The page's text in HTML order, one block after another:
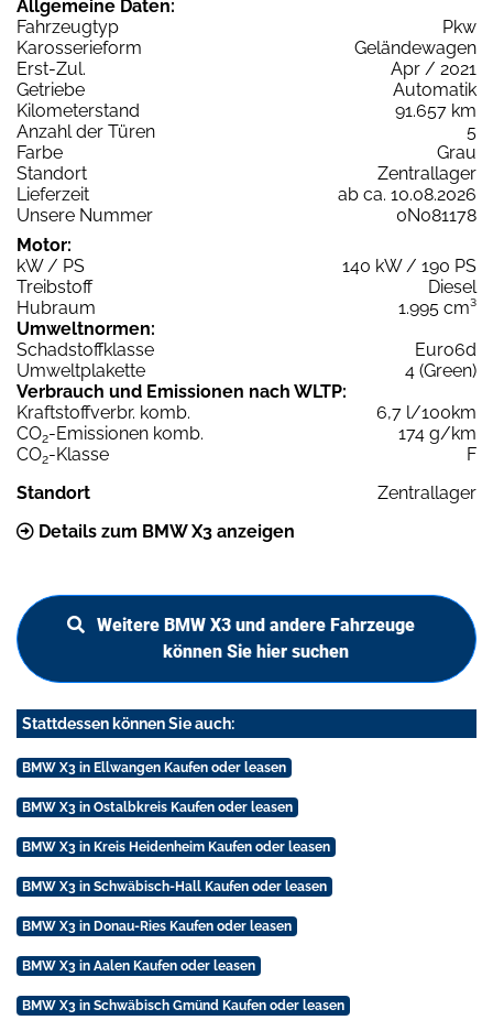
Allgemeine Daten:
Fahrzeugtyp
Pkw
Karosserieform
Geländewagen
Erst-Zul.
Apr / 2021
Getriebe
Automatik
Kilometerstand
91.657 km
Anzahl der Türen
5
Farbe
Grau
Standort
Zentrallager
Lieferzeit
ab ca. 10.08.2026
Unsere Nummer
0N081178
Motor:
kW / PS
140 kW / 190 PS
Treibstoff
Diesel
Hubraum
1.995 cm³
Umweltnormen:
Schadstoffklasse
Euro6d
Umweltplakette
4 (Green)
Verbrauch und Emissionen nach WLTP:
Kraftstoffverbr. komb.
6,7 l/100km
CO2-Emissionen komb.
174 g/km
CO2-Klasse
F
Standort
Zentrallager
Details zum BMW X3 anzeigen
Weitere BMW X3 und andere Fahrzeuge
können Sie hier suchen
Stattdessen können Sie auch:
BMW X3 in Ellwangen Kaufen oder leasen
BMW X3 in Ostalbkreis Kaufen oder leasen
BMW X3 in Kreis Heidenheim Kaufen oder leasen
BMW X3 in Schwäbisch-Hall Kaufen oder leasen
BMW X3 in Donau-Ries Kaufen oder leasen
BMW X3 in Aalen Kaufen oder leasen
BMW X3 in Schwäbisch Gmünd Kaufen oder leasen